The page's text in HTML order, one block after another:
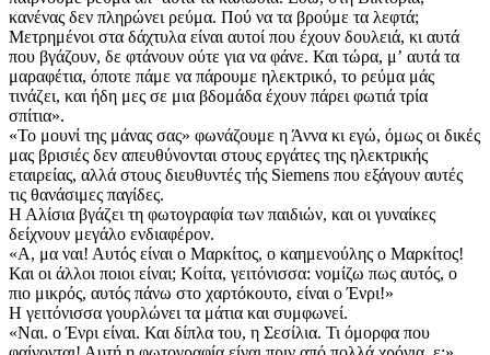
κανένας δεν πληρώνει ρεύμα. Πού να τα βρούμε τα λεφτά;
Μετρημένοι στα δάχτυλα είναι αυτοί που έχουν δουλειά, κι αυτά
που βγάζουν, δε φτάνουν ούτε για να φάνε. Και τώρα, μʼ αυτά τα
μαραφέτια, όποτε πάμε να πάρουμε ηλεκτρικό, το ρεύμα μάς
τινάζει, και ήδη μες σε μια βδομάδα έχουν πάρει φωτιά τρία
σπίτια».
«Το μουνί της μάνας σας» φωνάζουμε η Άννα κι εγώ, όμως οι δικές
μας βρισιές δεν απευθύνονται στους εργάτες της ηλεκτρικής
εταιρείας, αλλά στους διευθυντές τής Siemens που εξάγουν αυτές
τις θανάσιμες παγίδες.
Η Αλίσια βγάζει τη φωτογραφία των παιδιών, και οι γυναίκες
δείχνουν μεγάλο ενδιαφέρον.
«Α, μα ναι! Αυτός είναι ο Μαρκίτος, ο καημενούλης ο Μαρκίτος!
Και οι άλλοι ποιοι είναι; Κοίτα, γειτόνισσα: νομίζω πως αυτός, ο
πιο μικρός, αυτός πάνω στο χαρτόκουτο, είναι ο Ένρι!»
Η γειτόνισσα γουρλώνει τα μάτια και συμφωνεί.
«Ναι. ο Ένρι είναι. Και δίπλα του, η Σεσίλια. Τι όμορφα που